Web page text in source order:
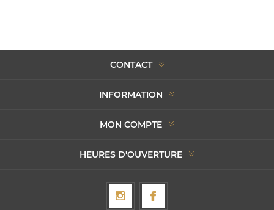
CONTACT
INFORMATION
MON COMPTE
HEURES D'OUVERTURE